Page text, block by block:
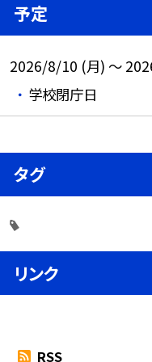
予定
2026/8/10 (月) ～
学校閉庁日
タグ
リンク
RSS